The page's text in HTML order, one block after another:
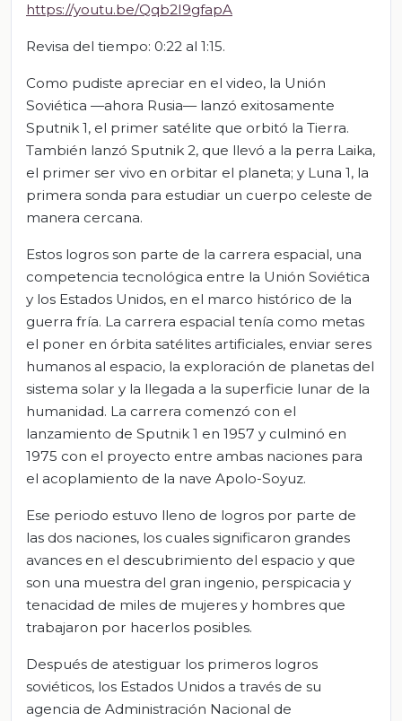
https://youtu.be/Qqb2I9gfapA
Revisa del tiempo: 0:22 al 1:15.
Como pudiste apreciar en el video, la Unión
Soviética —ahora Rusia— lanzó exitosamente
Sputnik 1, el primer satélite que orbitó la Tierra.
También lanzó Sputnik 2, que llevó a la perra Laika,
el primer ser vivo en orbitar el planeta; y Luna 1, la
primera sonda para estudiar un cuerpo celeste de
manera cercana.
Estos logros son parte de la carrera espacial, una
competencia tecnológica entre la Unión Soviética
y los Estados Unidos, en el marco histórico de la
guerra fría. La carrera espacial tenía como metas
el poner en órbita satélites artificiales, enviar seres
humanos al espacio, la exploración de planetas del
sistema solar y la llegada a la superficie lunar de la
humanidad. La carrera comenzó con el
lanzamiento de Sputnik 1 en 1957 y culminó en
1975 con el proyecto entre ambas naciones para
el acoplamiento de la nave Apolo-Soyuz.
Ese periodo estuvo lleno de logros por parte de
las dos naciones, los cuales significaron grandes
avances en el descubrimiento del espacio y que
son una muestra del gran ingenio, perspicacia y
tenacidad de miles de mujeres y hombres que
trabajaron por hacerlos posibles.
Después de atestiguar los primeros logros
soviéticos, los Estados Unidos a través de su
agencia de Administración Nacional de